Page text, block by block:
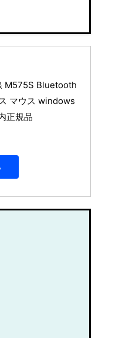
M575S Bluetooth
マウス windows
正規品